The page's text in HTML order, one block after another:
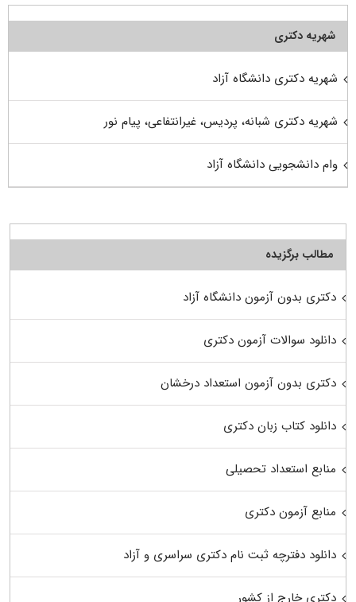
شهریه دکتری
شهریه دکتری دانشگاه آزاد
شهریه دکتری شبانه، پردیس، غیرانتفاعی، پیام نور
وام دانشجویی دانشگاه آزاد
مطالب برگزیده
دکتری بدون آزمون دانشگاه آزاد
دانلود سوالات آزمون دکتری
دکتری بدون آزمون استعداد درخشان
دانلود کتاب زبان دکتری
منابع استعداد تحصیلی
منابع آزمون دکتری
دانلود دفترچه ثبت نام دکتری سراسری و آزاد